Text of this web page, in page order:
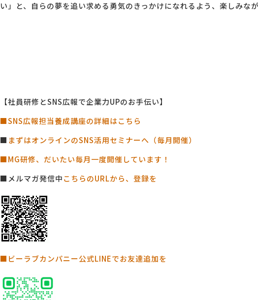
い」と、自らの夢を追い求める勇気のきっかけになれるよう、楽しみな
【社員研修とSNS広報で企業力UPのお手伝い】
■SNS広報担当養成講座の詳細はこちら
■ まずはオンラインのSNS活用セミナーへ（毎月開催）
■MG研修、だいたい毎月一度開催しています！
■メルマガ発信中こちらのURLから、登録を
■ビーラブカンパニー公式LINEでお友達追加を